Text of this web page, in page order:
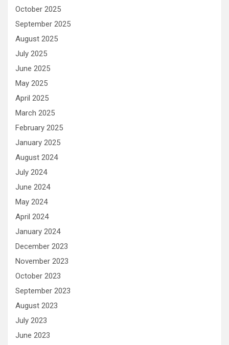
October 2025
September 2025
August 2025
July 2025
June 2025
May 2025
April 2025
March 2025
February 2025
January 2025
August 2024
July 2024
June 2024
May 2024
April 2024
January 2024
December 2023
November 2023
October 2023
September 2023
August 2023
July 2023
June 2023